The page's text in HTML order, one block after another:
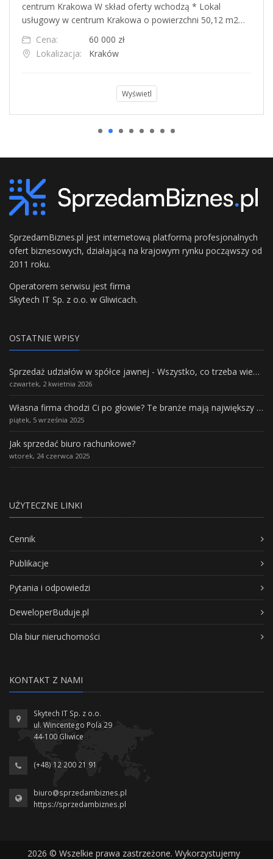
centrum Krakowa W skład oferty wchodzą * Lokal
usługowy w centrum Krakowa o powierzchni 50,12 m2…
Cena:
60 000 zł
Lokalizacja:
Kraków
Wyświetl
SprzedamBiznes.pl jest internetową platformą profesjonalnych
ofert biznesowych, działającą na krajowym rynku począwszy od
2011 roku.
Operatorem serwisu jest firma
Skytech IT Sp. z o.o. w Gliwicach.
OSTATNIE WPISY
Sprzedaż udziałów w spółce jawnej - Wszystko, co trzeba wiedzieć.
czwartek, 2 kwietnia 2026
Własna firma chodzi Ci po głowie? Te branże mają największy potencjał rozwoju
piątek, 5 września 2025
Jak sprzedać biuro rachunkowe?
wtorek, 24 czerwca 2025
UŻYTECZNE LINKI
Cennik
Publikacje
Pytania i odpowiedzi
DeweloperBuduje.pl
Dla biur nieruchomości
KONTAKT Z NAMI
Skytech IT Sp. z o.o.
ul. Wincentego Pola 29
44-100 Gliwice
(+48) 12 200 21 91
biuro@sprzedambiznes.pl
https://sprzedambiznes.pl
2026 © Wszelkie prawa zastrzeżone. Wykorzystujemy